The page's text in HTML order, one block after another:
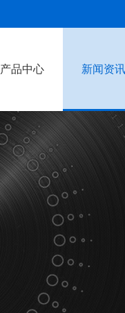
产品中心 新闻资讯